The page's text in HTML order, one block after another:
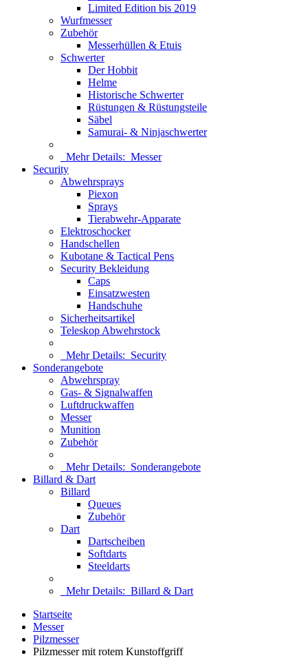
Limited Edition bis 2019
Wurfmesser
Zubehör
Messerhüllen & Etuis
Schwerter
Der Hobbit
Helme
Historische Schwerter
Rüstungen & Rüstungsteile
Säbel
Samurai- & Ninjaschwerter
Mehr Details: Messer
Security
Abwehrsprays
Piexon
Sprays
Tierabwehr-Apparate
Elektroschocker
Handschellen
Kubotane & Tactical Pens
Security Bekleidung
Caps
Einsatzwesten
Handschuhe
Sicherheitsartikel
Teleskop Abwehrstock
Mehr Details: Security
Sonderangebote
Abwehrspray
Gas- & Signalwaffen
Luftdruckwaffen
Messer
Munition
Zubehör
Mehr Details: Sonderangebote
Billard & Dart
Billard
Queues
Zubehör
Dart
Dartscheiben
Softdarts
Steeldarts
Mehr Details: Billard & Dart
Startseite
Messer
Pilzmesser
Pilzmesser mit rotem Kunstoffgriff